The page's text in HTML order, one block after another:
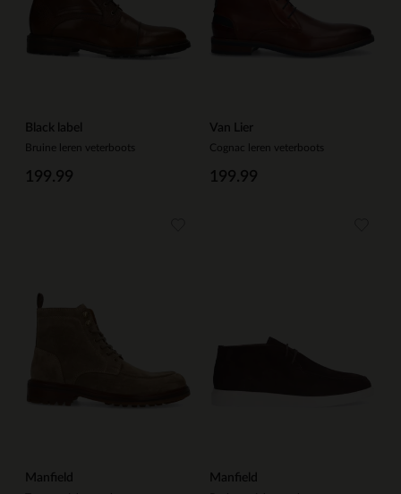
Black label
Bruine leren veterboots
199.99
Van Lier
Cognac leren veterboots
199.99
Manfield Manfield